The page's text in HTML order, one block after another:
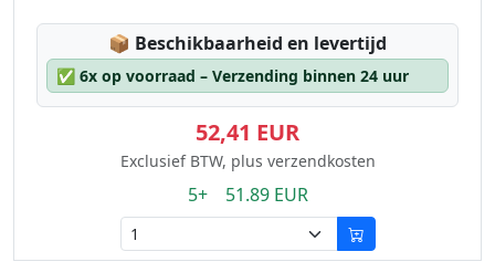
📦 Lagerstatus:
Beschikbaarheid en levertijd
✅ 6x op voorraad – Verzending binnen 24 uur
52,41 EUR
Exclusief BTW, plus verzendkosten
5+ 51.89 EUR